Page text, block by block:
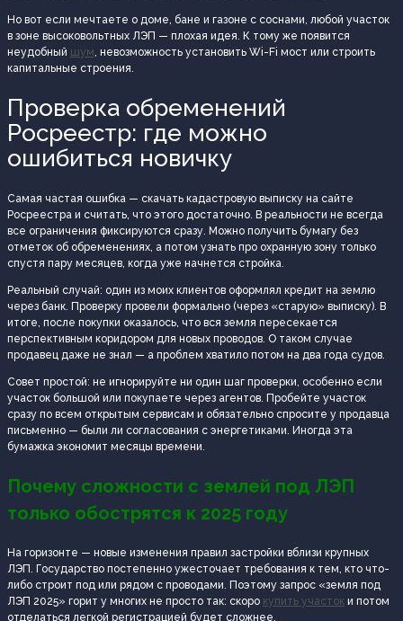
Но вот если мечтаете о доме, бане и газоне с соснами, любой участок
в зоне высоковольтных ЛЭП — плохая идея. К тому же появится
неудобный шум , невозможность установить Wi-Fi мост или строить
капитальные строения.
Проверка обременений
Росреестр: где можно
ошибиться новичку
Самая частая ошибка — скачать кадастровую выписку на сайте
Росреестра и считать, что этого достаточно. В реальности не всегда
все ограничения фиксируются сразу. Можно получить бумагу без
отметок об обременениях, а потом узнать про охранную зону только
спустя пару месяцев, когда уже начнется стройка.
Реальный случай: один из моих клиентов оформлял кредит на землю
через банк. Проверку провели формально (через «старую» выписку). В
итоге, после покупки оказалось, что вся земля пересекается
перспективным коридором для новых проводов. О таком случае
продавец даже не знал — а проблем хватило потом на два года судов.
Совет простой: не игнорируйте ни один шаг проверки, особенно если
участок большой или покупаете через агентов. Пробейте участок
сразу по всем открытым сервисам и обязательно спросите у продавца
письменно — были ли согласования с энергетиками. Иногда эта
бумажка экономит месяцы времени.
Почему сложности с землей под ЛЭП
только обострятся к 2025 году
На горизонте — новые изменения правил застройки вблизи крупных
ЛЭП. Государство постепенно ужесточает требования к тем, кто что-
либо строит под или рядом с проводами. Поэтому запрос «земля под
ЛЭП 2025» горит у многих не просто так: скоро купить участок и потом
отделаться легкой регистрацией будет сложнее.